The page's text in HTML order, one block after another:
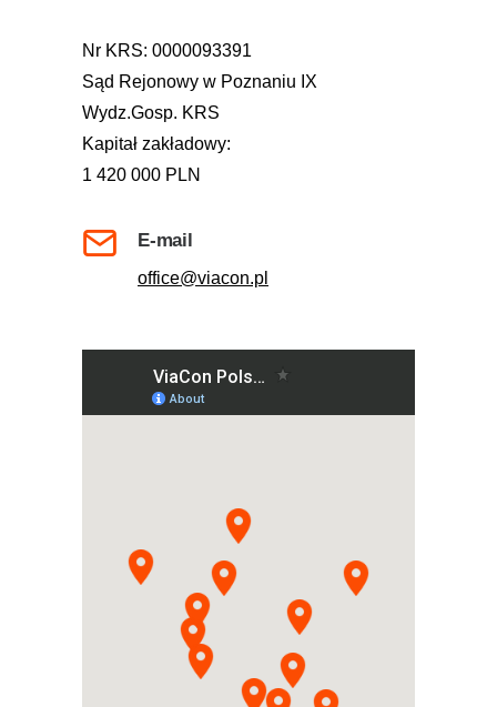
Nr KRS: 0000093391
Sąd Rejonowy w Poznaniu IX
Wydz.Gosp. KRS
Kapitał zakładowy:
1 420 000 PLN
E-mail
office@viacon.pl